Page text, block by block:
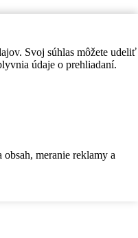
Svoj súhlas môžete udeliť
údaje o prehliadaní.
meranie reklamy a